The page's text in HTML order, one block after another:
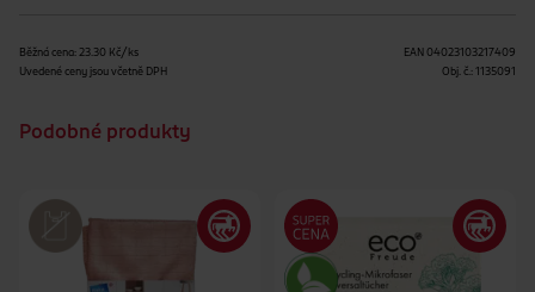
Běžná cena: 23.30 Kč/ks
Uvedené ceny jsou včetně DPH
EAN 04023103217409
Obj. č.: 1135091
Podobné produkty